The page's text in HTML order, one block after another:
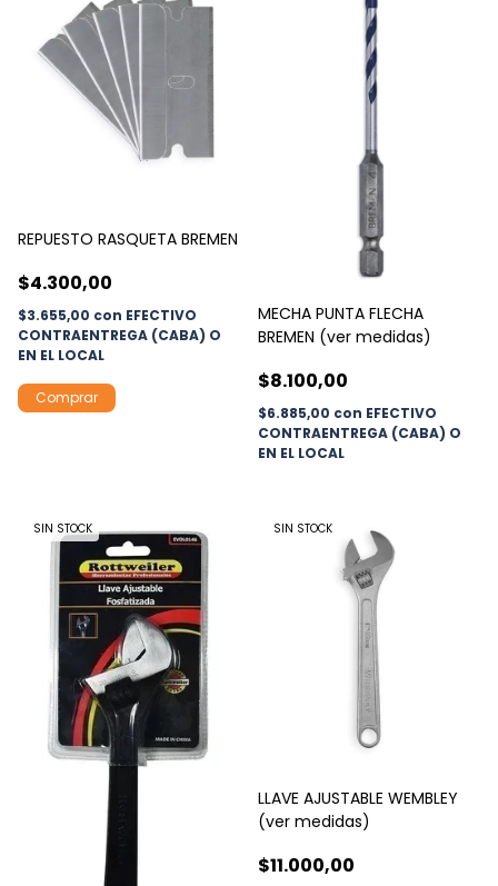
REPUESTO RASQUETA BREMEN
$4.300,00
$3.655,00 con EFECTIVO
CONTRAENTREGA (CABA) O
EN EL LOCAL
MECHA PUNTA FLECHA
BREMEN (ver medidas)
$8.100,00
$6.885,00 con EFECTIVO
CONTRAENTREGA (CABA) O
EN EL LOCAL
SIN STOCK SIN STOCK
LLAVE AJUSTABLE WEMBLEY
(ver medidas)
$11.000,00